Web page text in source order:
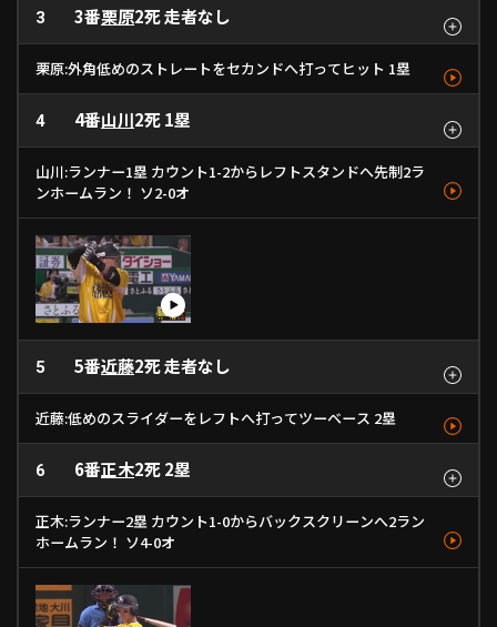
1 - km/h スライダー
2 - km/h スライダー
3 - km/h フォーク
4 - km/h スライダー
3 3番栗原2死 走者なし
栗原:外角低めのストレートをセカンドへ打ってヒット 1塁
1 151km/h
2 - km/h
3 - km/h
4 4番山川2死 1塁
山川:ランナー1塁 カウント1-2からレフトスタンドへ先制2ラ
ンホームラン！ ソ2-0オ
1 149km/h
2 129km/h
3 128km/h
4 - km/h
5 5番近藤2死 走者なし
近藤:低めのスライダーをレフトへ打ってツーベース 2塁
1 130km/h
2 151km/h
3 132km/h
4 - km/h
6 6番正木2死 2塁
正木:ランナー2塁 カウント1-0からバックスクリーンへ2ラン
ホームラン！ ソ4-0オ
1 130km/h
2 - km/h